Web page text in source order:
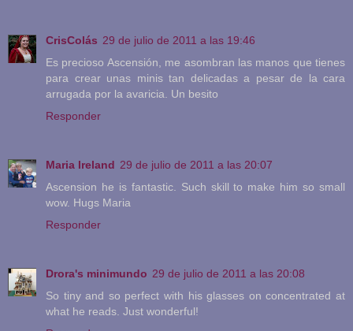
CrisColás 29 de julio de 2011 a las 19:46
Es precioso Ascensión, me asombran las manos que tienes
para crear unas minis tan delicadas a pesar de la cara
arrugada por la avaricia. Un besito
Responder
Maria Ireland 29 de julio de 2011 a las 20:07
Ascension he is fantastic. Such skill to make him so small
wow. Hugs Maria
Responder
Drora's minimundo 29 de julio de 2011 a las 20:08
So tiny and so perfect with his glasses on concentrated at
what he reads. Just wonderful!